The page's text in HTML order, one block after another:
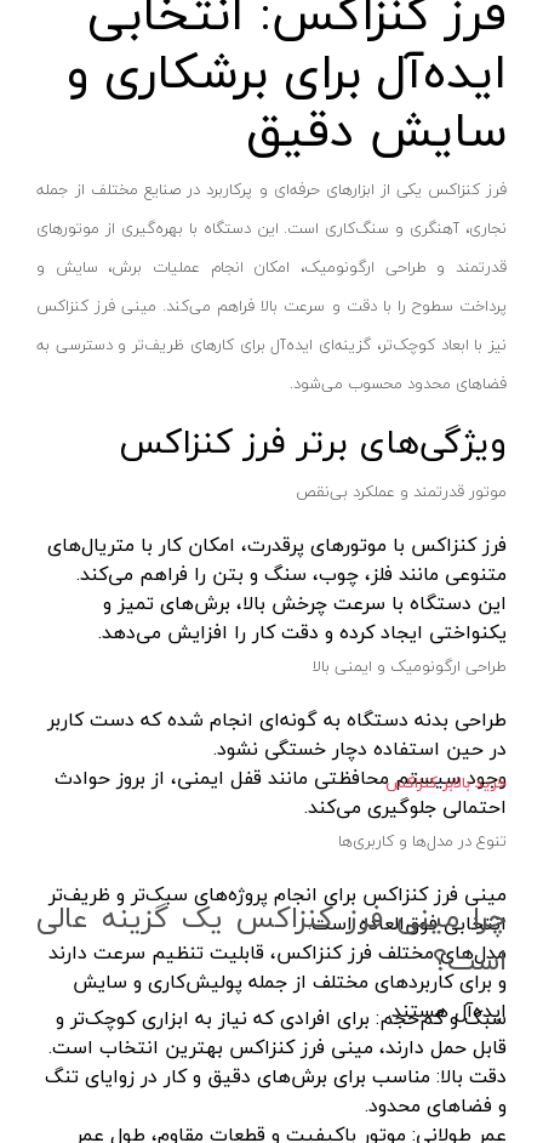
پایه سنگ سنباده
برش و تراش دهنده
کف ساب و موزائیک ساب
پشم زن
موتور ویبراتور
فن برقی
اینورتر جوشکاری
دستگاه جوش CO2
جوش تیگ-آرگون
دستگاه برش
کابل جوشکاری
ترانس جوش
سرپیک برشکاری
دسته هوا برش
ماسک جوشکاری
سایر ابزار جوشکاری
دستگاه های جوش لوله پلی اتیلن
کیت جوشکاری
مهره کبریتی
دستگاه جوش الکتروفیوژن
سرپیک جوشکاری
خشک کن الکترود
ربات جوش و برش
میز برش
لوازم ابزار تراشکاری
جاروبرقی صنعتی
تفنگ میخ کوب
دستگاه لوله بازکنی
پرتو الکتریک - PARTO ELECTRIC
اینسایز - INSIZE
جی تی - GT
دنلکس - DANLEX
اخوان الکتریک
میتوتویو- MITUTOYO
سوماک- SUMAKE
هانیکو- HANICO
بوکی-BOKY
المکس- ELMAX
پوتیان- PUTIAN
زد سی سی- ZCC
هیرو- HERO
لکا- LEKA
آکاد- ACCUD
اشتیل- STIHL
شپخ- SCHEPPACH
تهران کیت- TEHRANKIT
راد الکتریک- RAD ELECTRIC
تکنوتل- TECHNOTEL
ام تی- MT
الاندا- ELANDA
حارس-HARES
بلدن- BELDEN
تیراژه -TIRAJEH
فردان الکتریک- FARDAN ELECTRIC
کداک- KODAK
نوراستار- NOURSTAR
نارنجی-مشکی
نارنجی-نقره ای
زرد-مشکی
1176
طلایی
سبز-نقره ای
صورتی
قهوه ای
دودی
نارنجی - سفید
آبی- مشکی- سفید
جنگلی
قرمز- مشکی- طوسی
بفش
RGB
طوسی روشن
سفید-آفتابی
قرمز-آبی-سبز
مسی
هفت رنگ
آفتابی
سفید یخی
سفید_آفتابی_انبه‌ای
سبز-قرمز-مولتی نچرال-آبی
سفید-نچرال-آفتابی
قهوه ای- مشکی
متنوع
ایده‌آل برای برشکاری و
سایش دقیق
فرز کنزاکس یکی از ابزارهای حرفه‌ای و پرکاربرد در صنایع مختلف از جمله
نجاری، آهنگری و سنگ‌کاری است. این دستگاه با بهره‌گیری از موتورهای
قدرتمند و طراحی ارگونومیک، امکان انجام عملیات برش، سایش و
پرداخت سطوح را با دقت و سرعت بالا فراهم می‌کند. مینی فرز کنزاکس
نیز با ابعاد کوچک‌تر، گزینه‌ای ایده‌آل برای کارهای ظریف‌تر و دسترسی به
فضاهای محدود محسوب می‌شود.
ویژگی‌های برتر فرز کنزاکس
موتور قدرتمند و عملکرد بی‌نقص
فرز کنزاکس با موتورهای پرقدرت، امکان کار با متریال‌های
متنوعی مانند فلز، چوب، سنگ و بتن را فراهم می‌کند.
این دستگاه با سرعت چرخش بالا، برش‌های تمیز و
یکنواختی ایجاد کرده و دقت کار را افزایش می‌دهد.
طراحی ارگونومیک و ایمنی بالا
طراحی بدنه دستگاه به گونه‌ای انجام شده که دست کاربر
در حین استفاده دچار خستگی نشود.
وجود سیستم محافظتی مانند قفل ایمنی، از بروز حوادث
احتمالی جلوگیری می‌کند.
تنوع در مدل‌ها و کاربری‌ها
مینی فرز کنزاکس برای انجام پروژه‌های سبک‌تر و ظریف‌تر
انتخابی فوق‌العاده است.
مدل‌های مختلف فرز کنزاکس، قابلیت تنظیم سرعت دارند
و برای کاربردهای مختلف از جمله پولیش‌کاری و سایش
ایده‌آل هستند.
خرید بالابر کنزاکس
چرا مینی فرز کنزاکس یک گزینه عالی
است؟
سبک و کم‌حجم: برای افرادی که نیاز به ابزاری کوچک‌تر و
قابل حمل دارند، مینی فرز کنزاکس بهترین انتخاب است.
دقت بالا: مناسب برای برش‌های دقیق و کار در زوایای تنگ
و فضاهای محدود.
عمر طولانی: موتور باکیفیت و قطعات مقاوم، طول عمر